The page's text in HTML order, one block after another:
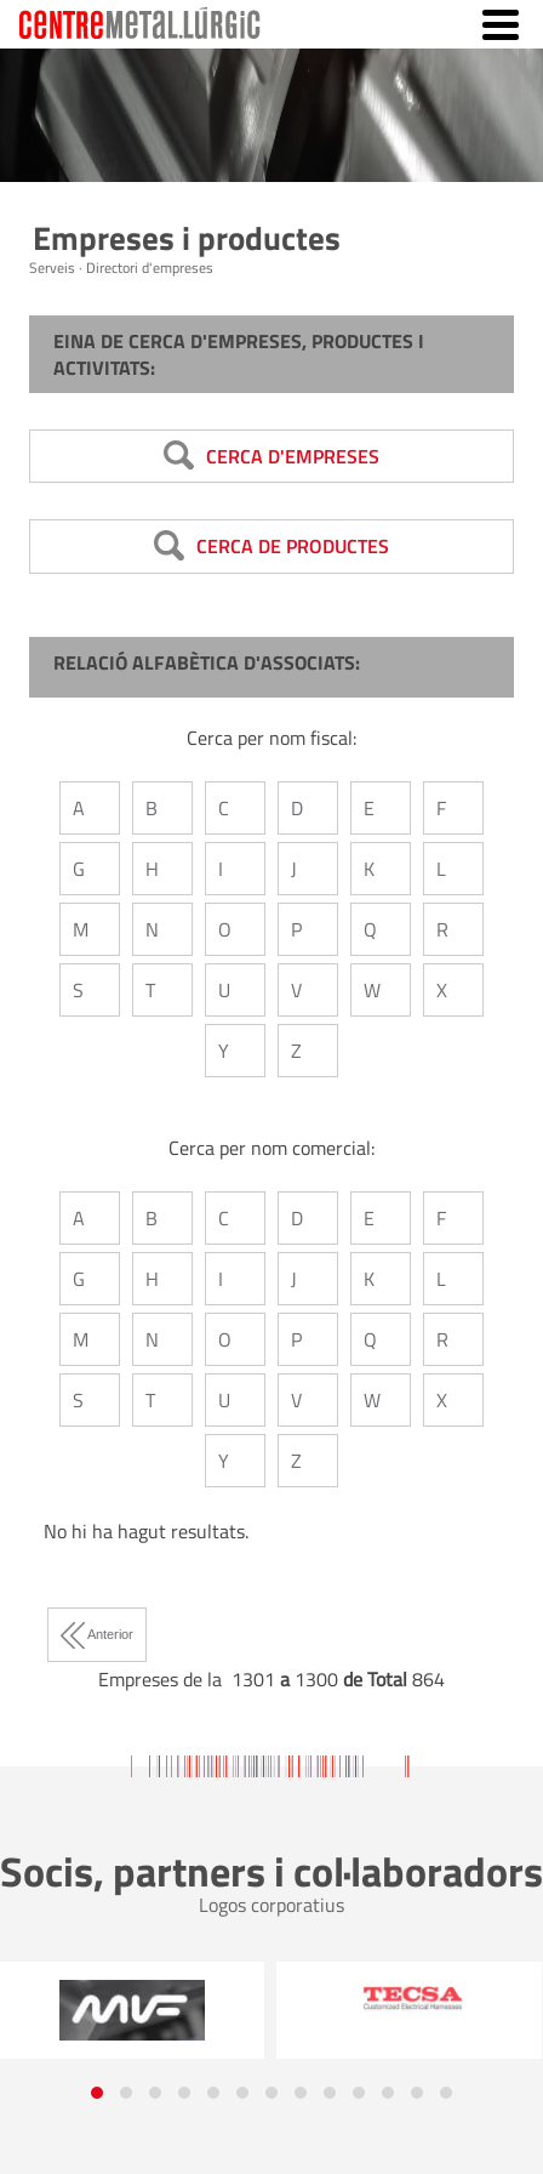
Empreses i productes
Serveis · Directori d'empreses
EINA DE CERCA D'EMPRESES, PRODUCTES I
ACTIVITATS:
CERCA D'EMPRESES
CERCA DE PRODUCTES
RELACIÓ ALFABÈTICA D'ASSOCIATS:
Cerca per nom fiscal:
A B C D E F
G H I J K L
M N O P Q R
S T U V W X
Y Z
Cerca per nom comercial:
A B C D E F
G H I J K L
M N O P Q R
S T U V W X
Y Z
No hi ha hagut resultats.
Anterior
Empreses de la 1301 a1300de Total 864
Socis, partners i col·laboradors
Logos corporatius